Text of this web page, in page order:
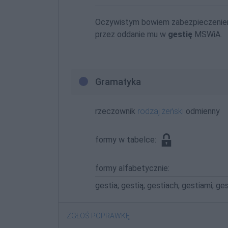
Oczywistym bowiem
przez oddanie mu w gestię MSWiA.
Gramatyka
rzeczownik rodzaj żeński odmienny
formy w tabelce:
formy alfabetycznie:
gestia; gestią; gestiach; gestiami;
ZGŁOŚ POPRAWKĘ